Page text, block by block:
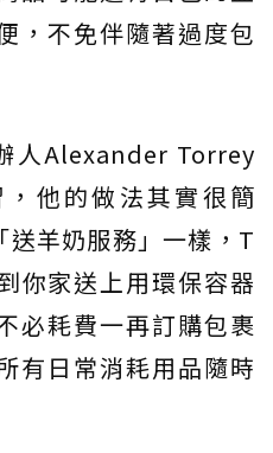
，不免伴隨著過度包
人Alexander Torrey
他的做法其實很簡
羊奶服務」一樣，T
你家送上用環保容器
必耗費一再訂購包裹
有日常消耗用品隨時